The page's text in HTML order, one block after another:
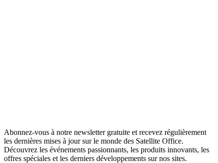
Abonnez-vous à notre newsletter gratuite et recevez régulièrement
les dernières mises à jour sur le monde des Satellite Office.
Découvrez les événements passionnants, les produits innovants, les
offres spéciales et les derniers développements sur nos sites.